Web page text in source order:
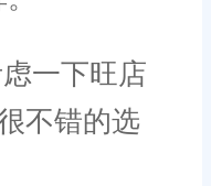
一下旺店
不错的选